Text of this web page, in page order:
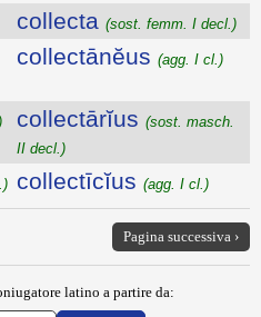
collecta (sost. femm. I decl.)
collectānĕus (agg. I cl.)
collectārĭus (sost. masch.
II decl.)
collectīcĭus (agg. I cl.)
Pagina successiva ›
latino a partire da: